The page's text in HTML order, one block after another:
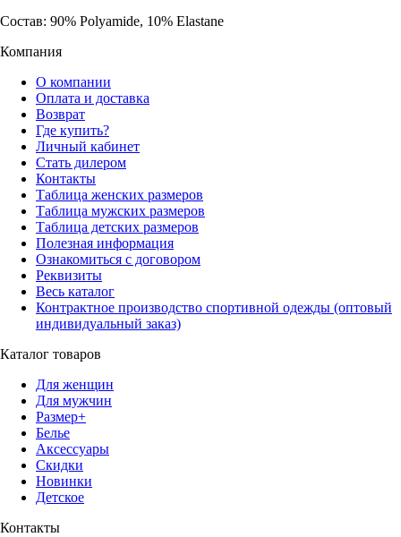
Состав: 90% Polyamide, 10% Elastane
Компания
О компании
Оплата и доставка
Возврат
Где купить?
Личный кабинет
Стать дилером
Контакты
Таблица женских размеров
Таблица мужских размеров
Таблица детских размеров
Полезная информация
Ознакомиться с договором
Реквизиты
Весь каталог
Контрактное производство спортивной одежды (оптовый
индивидуальный заказ)
Каталог товаров
Для женщин
Для мужчин
Размер+
Белье
Аксессуары
Скидки
Новинки
Детское
Контакты